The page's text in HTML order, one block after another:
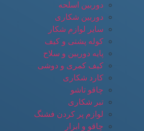
دوربین اسلحه
دوربین شکاری
سایر لوازم شکار
کوله پشتی و کیف
پایه دوربین و سلاح
کیف کمری و دوشی
کارد شکاری
چاقو تاشو
تبر شکاری
لوازم پر کردن فشنگ
چاقو و ابزار